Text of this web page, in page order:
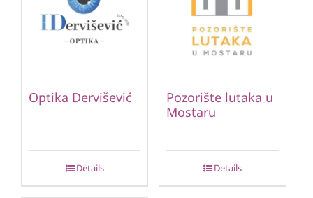
Optika Dervišević
Details
Pozorište lutaka u
Mostaru
Details